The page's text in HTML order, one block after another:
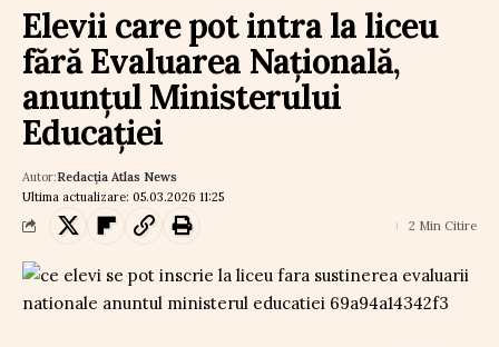
Elevii care pot intra la liceu
fără Evaluarea Națională,
anunțul Ministerului
Educației
Ultima actualizare: 05.03.2026 11:25
Autor:Redacția Atlas News
2 Min Citire